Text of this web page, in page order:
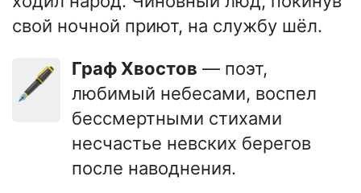
свой ночной приют, на службу шёл.
🖋️ Граф Хвостов — поэт,
любимый небесами, воспел
бессмертными стихами
несчастье невских берегов
после наводнения.